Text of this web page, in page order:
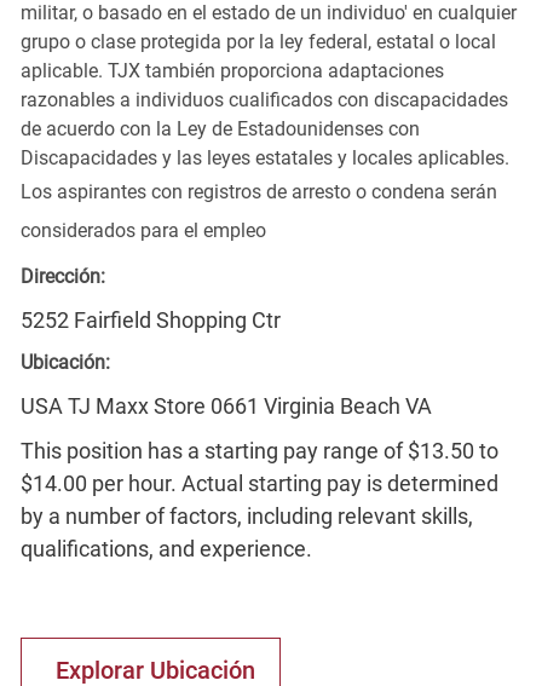
militar, o basado en el estado de un individuo' en cualquier
grupo o clase protegida por la ley federal, estatal o local
aplicable. TJX también proporciona adaptaciones
razonables a individuos cualificados con discapacidades
de acuerdo con la Ley de Estadounidenses con
Discapacidades y las leyes estatales y locales aplicables.
Los aspirantes con registros de arresto o condena serán
considerados para el empleo
Dirección:
5252 Fairfield Shopping Ctr
Ubicación:
USA TJ Maxx Store 0661 Virginia Beach VA
This position has a starting pay range of $13.50 to
$14.00 per hour. Actual starting pay is determined
by a number of factors, including relevant skills,
qualifications, and experience.
Explorar Ubicación